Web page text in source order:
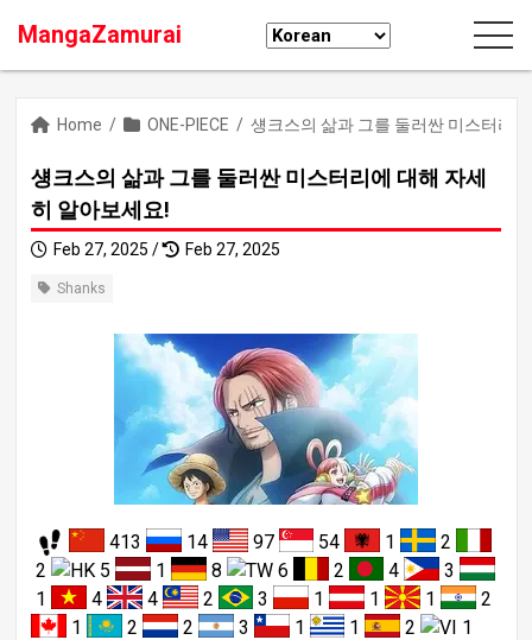
MangaZamurai
Home / ONE-PIECE / 섕크스의 삶과 그를 둘러싼 미스터리
섕크스의 삶과 그를 둘러싼 미스터리에 대해 자세
히 알아보세요!
Feb 27, 2025 / Feb 27, 2025
Shanks
413 14 97 54 1
2
2
5 1 8 6 2 4
3
1
4 4 2 3 1 1 1
2
1
2 2 3 1 1 2
1